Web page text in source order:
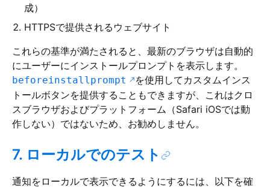
成）
HTTPSで提供されるウェブサイト
これらの基準が満たされると、最新のブラウザは自動的
にユーザーにインストールプロンプトを表示します。
beforeinstallprompt
を使用してカスタムインス
トールボタンを提供することもできますが、これはクロ
スブラウザおよびプラットフォーム（Safari iOSでは動
作しない）ではないため、お勧めしません。
7. ローカルでのテスト
通知をローカルで表示できるようにするには、以下を確